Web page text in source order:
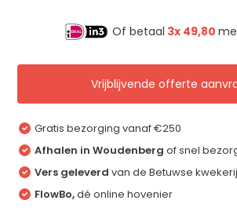
Of betaal 3x 49,80
Vrijblijvende offerte
Gratis bezorging vanaf €250
Afhalen in Woudenberg of snel
Vers geleverd van de Betuwse kwekerij
FlowBo,dé online hovenier